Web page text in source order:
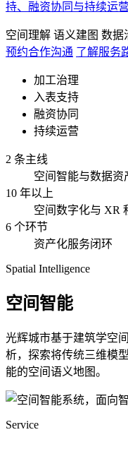
持、融资协同与持续运营
空间理解 语义建图 数据
预约合作沟通 了解服务
加工治理
入表支持
融资协同
持续运营
2 条主线
空间智能与数据资
10 年以上
空间数字化与 XR
6 个环节
资产化服务闭环
Spatial Intelligence
空间智能
光辉城市基于建筑学空
析，探索将传统三维模
能的空间语义地图。
Service